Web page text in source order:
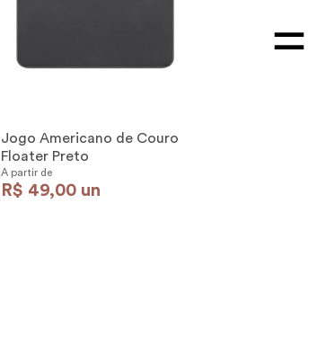
Jogo Americano de Couro
Floater Preto
A partir de
R$ 49,00 un